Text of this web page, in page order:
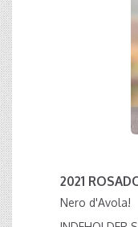
2021
Nero d'Avola!